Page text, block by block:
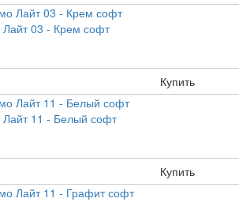
03 - Крем софт
Купить
Лайт 11 - Белый софт
Купить